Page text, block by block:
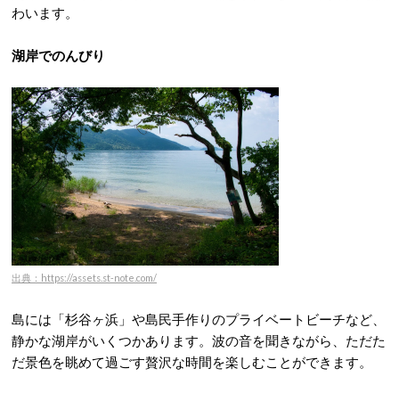
わいます。
湖岸でのんびり
出典：https://assets.st-note.com/
島には「杉谷ヶ浜」や島民手作りのプライベートビーチなど、
静かな湖岸がいくつかあります。 波の音を聞きながら、ただた
だ景色を眺めて過ごす贅沢な時間を楽しむことができます。